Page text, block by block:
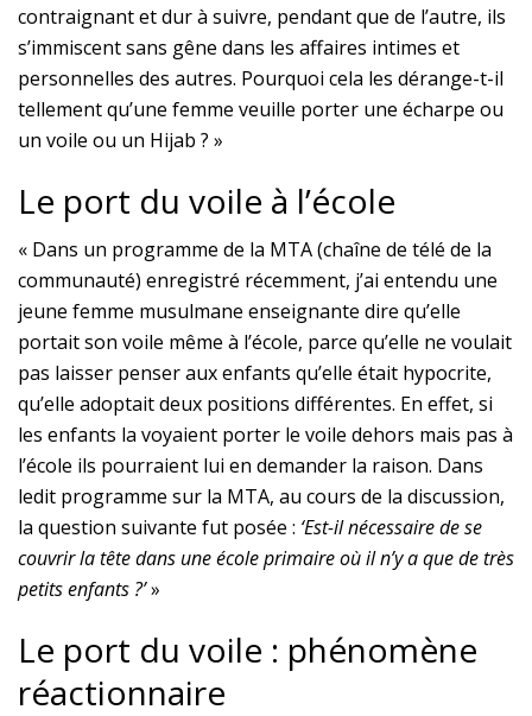
contraignant et dur à suivre, pendant que de l’autre, ils
s’immiscent sans gêne dans les affaires intimes et
personnelles des autres. Pourquoi cela les dérange-t-il
tellement qu’une femme veuille porter une écharpe ou
un voile ou un Hijab ? »
Le port du voile à l’école
« Dans un programme de la MTA (chaîne de télé de la
communauté) enregistré récemment, j’ai entendu une
jeune femme musulmane enseignante dire qu’elle
portait son voile même à l’école, parce qu’elle ne voulait
pas laisser penser aux enfants qu’elle était hypocrite,
qu’elle adoptait deux positions différentes. En effet, si
les enfants la voyaient porter le voile dehors mais pas à
l’école ils pourraient lui en demander la raison. Dans
ledit programme sur la MTA, au cours de la discussion,
la question suivante fut posée : ‘Est-il nécessaire de se
couvrir la tête dans une école primaire où il n’y a que de très
petits enfants ?’»
Le port du voile : phénomène
réactionnaire